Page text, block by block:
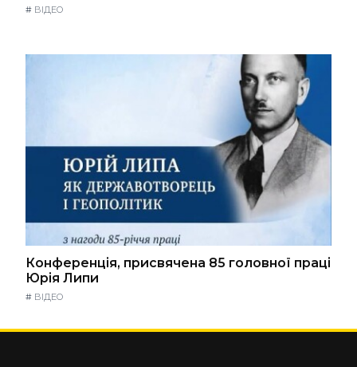
# ВІДЕО
Конференція, присвячена 85 головної праці
Юрія Липи
# ВІДЕО